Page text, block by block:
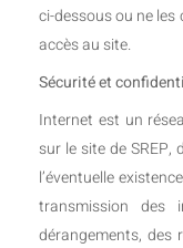
ci-dessous ou ne
accès au site.
Sécurité et
Internet est un
sur le site de
l’éventuelle
transmission des
dérangements, des